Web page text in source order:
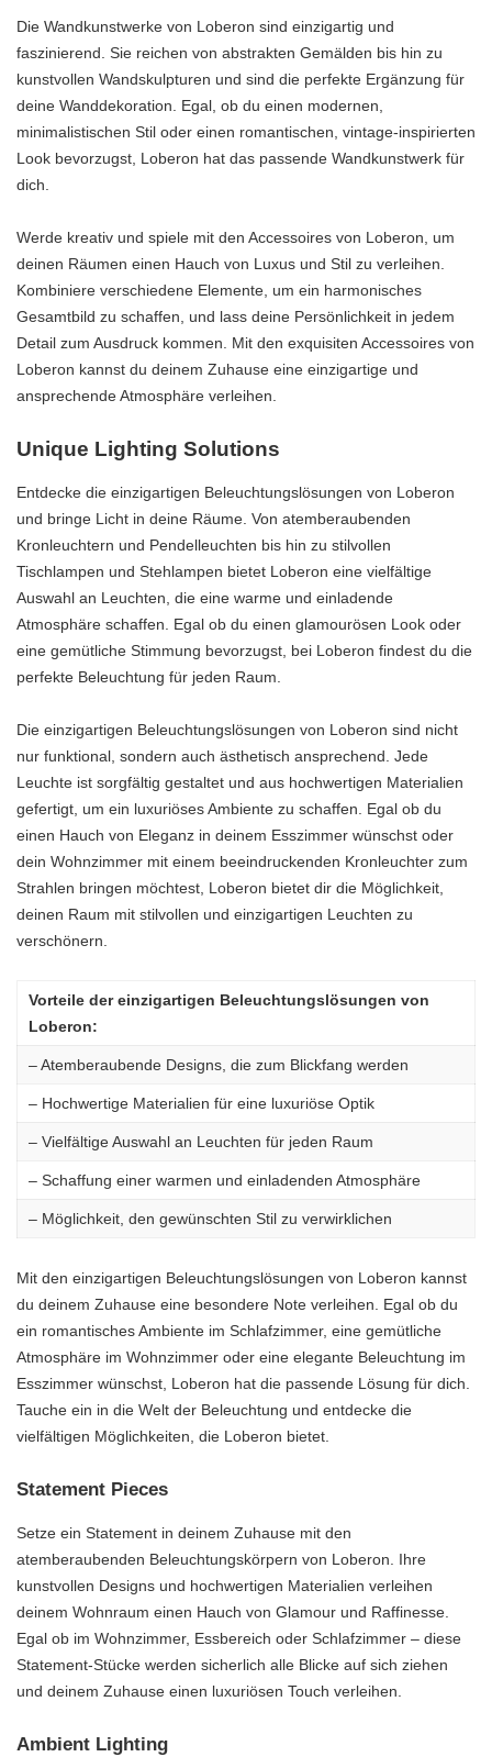
Die Wandkunstwerke von Loberon sind einzigartig und
faszinierend. Sie reichen von abstrakten Gemälden bis hin zu
kunstvollen Wandskulpturen und sind die perfekte Ergänzung für
deine Wanddekoration. Egal, ob du einen modernen,
minimalistischen Stil oder einen romantischen, vintage-inspirierten
Look bevorzugst, Loberon hat das passende Wandkunstwerk für
dich.
Werde kreativ und spiele mit den Accessoires von Loberon, um
deinen Räumen einen Hauch von Luxus und Stil zu verleihen.
Kombiniere verschiedene Elemente, um ein harmonisches
Gesamtbild zu schaffen, und lass deine Persönlichkeit in jedem
Detail zum Ausdruck kommen. Mit den exquisiten Accessoires von
Loberon kannst du deinem Zuhause eine einzigartige und
ansprechende Atmosphäre verleihen.
Unique Lighting Solutions
Entdecke die einzigartigen Beleuchtungslösungen von Loberon
und bringe Licht in deine Räume. Von atemberaubenden
Kronleuchtern und Pendelleuchten bis hin zu stilvollen
Tischlampen und Stehlampen bietet Loberon eine vielfältige
Auswahl an Leuchten, die eine warme und einladende
Atmosphäre schaffen. Egal ob du einen glamourösen Look oder
eine gemütliche Stimmung bevorzugst, bei Loberon findest du die
perfekte Beleuchtung für jeden Raum.
Die einzigartigen Beleuchtungslösungen von Loberon sind nicht
nur funktional, sondern auch ästhetisch ansprechend. Jede
Leuchte ist sorgfältig gestaltet und aus hochwertigen Materialien
gefertigt, um ein luxuriöses Ambiente zu schaffen. Egal ob du
einen Hauch von Eleganz in deinem Esszimmer wünschst oder
dein Wohnzimmer mit einem beeindruckenden Kronleuchter zum
Strahlen bringen möchtest, Loberon bietet dir die Möglichkeit,
deinen Raum mit stilvollen und einzigartigen Leuchten zu
verschönern.
Vorteile der einzigartigen Beleuchtungslösungen von
Loberon:
– Atemberaubende Designs, die zum Blickfang werden
– Hochwertige Materialien für eine luxuriöse Optik
– Vielfältige Auswahl an Leuchten für jeden Raum
– Schaffung einer warmen und einladenden Atmosphäre
– Möglichkeit, den gewünschten Stil zu verwirklichen
Mit den einzigartigen Beleuchtungslösungen von Loberon kannst
du deinem Zuhause eine besondere Note verleihen. Egal ob du
ein romantisches Ambiente im Schlafzimmer, eine gemütliche
Atmosphäre im Wohnzimmer oder eine elegante Beleuchtung im
Esszimmer wünschst, Loberon hat die passende Lösung für dich.
Tauche ein in die Welt der Beleuchtung und entdecke die
vielfältigen Möglichkeiten, die Loberon bietet.
Statement Pieces
Setze ein Statement in deinem Zuhause mit den
atemberaubenden Beleuchtungskörpern von Loberon. Ihre
kunstvollen Designs und hochwertigen Materialien verleihen
deinem Wohnraum einen Hauch von Glamour und Raffinesse.
Egal ob im Wohnzimmer, Essbereich oder Schlafzimmer – diese
Statement-Stücke werden sicherlich alle Blicke auf sich ziehen
und deinem Zuhause einen luxuriösen Touch verleihen.
Ambient Lighting